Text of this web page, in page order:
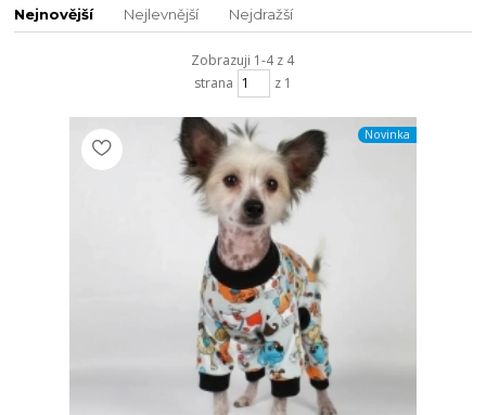
Nejnovější Nejlevnější Nejdražší
Zobrazuji 1-4 z 4
strana
z 1
Novinka